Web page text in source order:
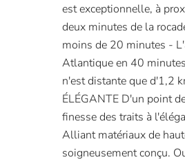
est exceptionnelle, à
deux minutes de la
moins de 20 minutes -
Atlantique en 40
n'est distante que d'1,2
ÉLÉGANTE D'un point
finesse des traits à
Alliant matériaux de
soigneusement conçu.